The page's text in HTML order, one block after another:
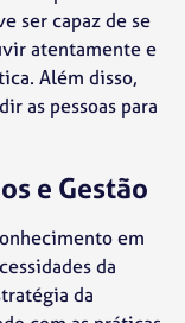
ser capaz de se
atentamente e
Além disso,
as pessoas para
e Gestão
em
da
da